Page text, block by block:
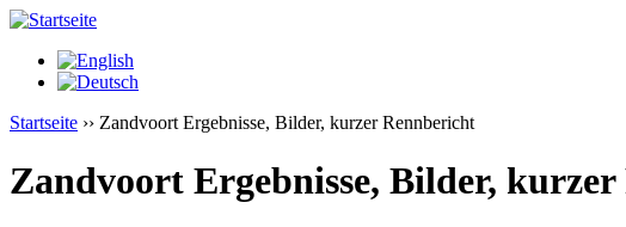
Startseite ›› Zandvoort Ergebnisse, Bilder, kurzer Rennbericht
Zandvoort Ergebnisse, Bilder,